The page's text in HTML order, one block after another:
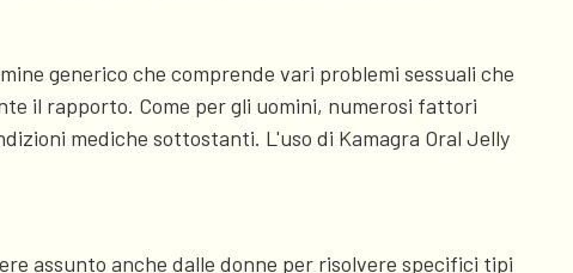
generico che comprende vari problemi sessuali che
il rapporto. Come per gli uomini, numerosi fattori
mediche sottostanti. L'uso di Kamagra Oral Jelly
assunto anche dalle donne per risolvere specifici tipi